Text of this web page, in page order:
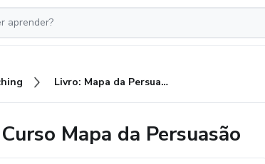
Livro: Mapa da Persuasão + Bônus Curso Mapa da Persuasão
Mapa da Persuasão